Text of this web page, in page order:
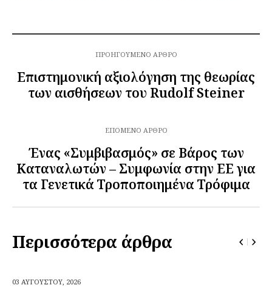
ΠΡΟΗΓΟΎΜΕΝΟ ΆΡΘΡΟ
Επιστημονική αξιολόγηση της θεωρίας
των αισθήσεων του Rudolf Steiner
ΕΠΌΜΕΝΟ ΆΡΘΡΟ
Ένας «Συμβιβασμός» σε Βάρος των
Καταναλωτών – Συμφωνία στην ΕΕ για
τα Γενετικά Τροποποιημένα Τρόφιμα
Περισσότερα άρθρα
03 ΑΥΓΟΎΣΤΟΥ, 2026